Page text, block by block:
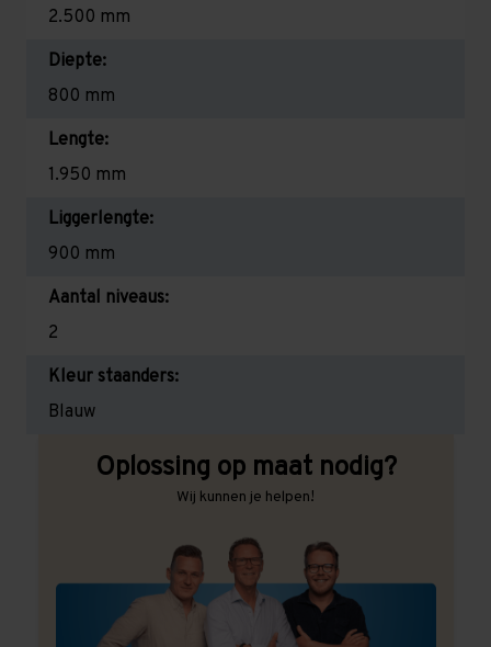
2.500 mm
Diepte:
800 mm
Lengte:
1.950 mm
Liggerlengte:
900 mm
Aantal niveaus:
2
Kleur staanders:
Blauw
Oplossing op maat nodig?
Wij kunnen je helpen!